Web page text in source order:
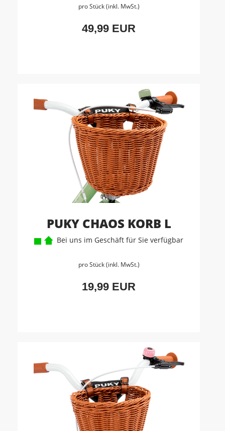
pro Stück (inkl. MwSt.)
49,99 EUR
PUKY CHAOS KORB L
Bei uns im Geschäft für Sie verfügbar
pro Stück (inkl. MwSt.)
19,99 EUR